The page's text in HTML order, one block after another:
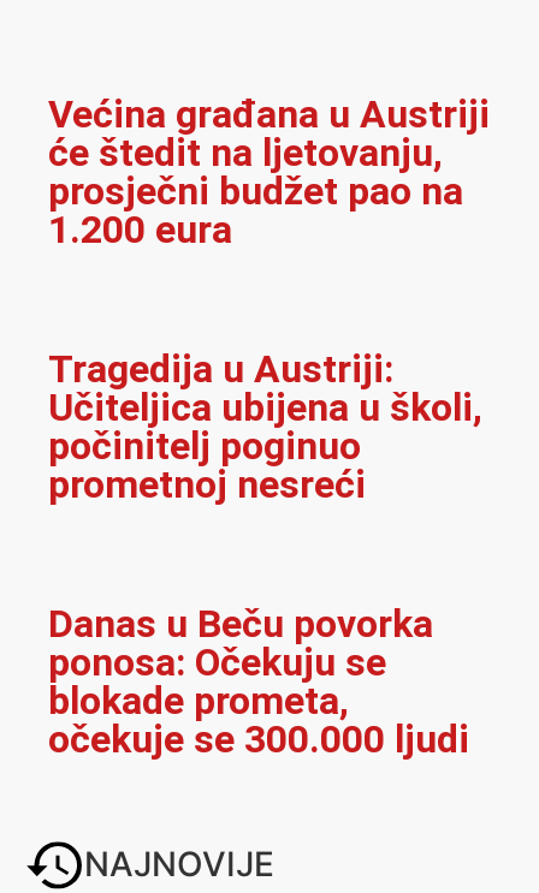
Većina građana u Austriji
će štedit na ljetovanju,
prosječni budžet pao na
1.200 eura
Tragedija u Austriji:
Učiteljica ubijena u školi,
počinitelj poginuo
prometnoj nesreći
Danas u Beču povorka
ponosa: Očekuju se
blokade prometa,
očekuje se 300.000 ljudi
NAJNOVIJE